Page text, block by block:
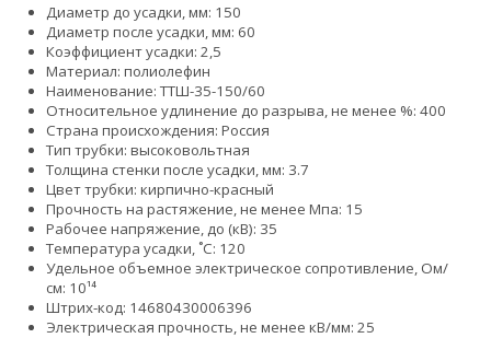
Диаметр до усадки, мм: 150
Диаметр после усадки, мм: 60
Коэффициент усадки: 2,5
Материал: полиолефин
Наименование: ТТШ-35-150/60
Относительное удлинение до разрыва, не менее %: 400
Страна происхождения: Россия
Тип трубки: высоковольтная
Толщина стенки после усадки, мм: 3.7
Цвет трубки: кирпично-красный
Прочность на растяжение, не менее Мпа: 15
Рабочее напряжение, до (кВ): 35
Температура усадки, ˚С: 120
Удельное объемное электрическое сопротивление, Ом/
см: 10¹⁴
Штрих-код: 14680430006396
Электрическая прочность, не менее кВ/мм: 25